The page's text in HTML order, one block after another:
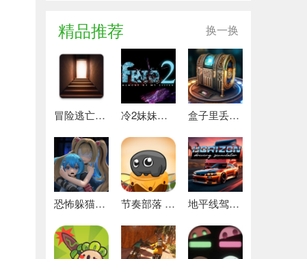
精品推荐 换一换
冒险逃亡之谜 推荐 冷2妹妹的记忆 热门下载 盒子里丢失的碎片 安卓下载
恐怖躲猫猫4 最新版 节奏部落 安卓版 地平线驾驶模拟器 最新版